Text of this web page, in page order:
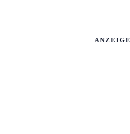
ANZEIGE